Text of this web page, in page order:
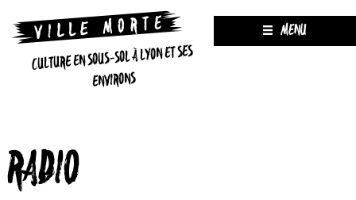
CULTURE EN SOUS-SOL À LYON ET SES
ENVIRONS
MENU
RADIO